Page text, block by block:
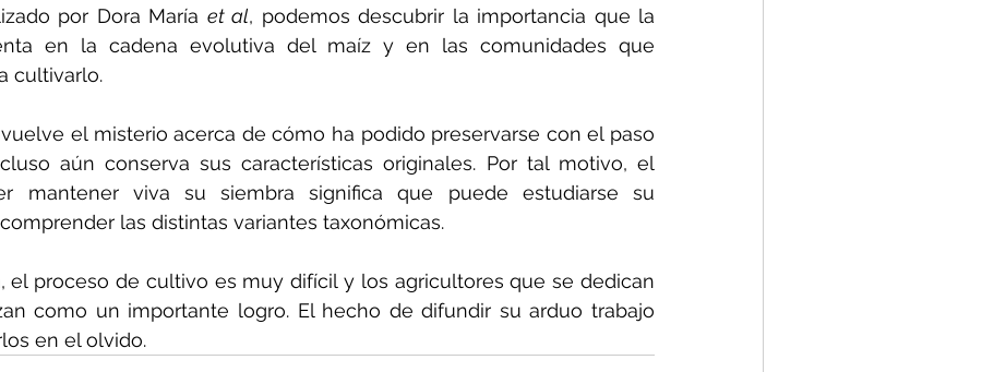
por Dora María et al, podemos descubrir la importancia que la
en la cadena evolutiva del maíz y en las comunidades que
cultivarlo.
el misterio acerca de cómo ha podido preservarse con el paso
aún conserva sus características originales. Por tal motivo, el
mantener viva su siembra significa que puede estudiarse su
las distintas variantes taxonómicas.
el proceso de cultivo es muy difícil y los agricultores que se dedican
como un importante logro. El hecho de difundir su arduo trabajo
en el olvido.